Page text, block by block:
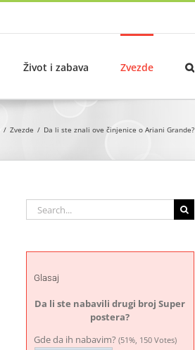
Život i zabava Zvezde
Zvezde Da li ste znali ove činjenice o Ariani Grande?
Search
for:
Glasaj
Da li ste nabavili drugi broj Super
postera?
Gde da ih nabavim? (51%, 150 Votes)